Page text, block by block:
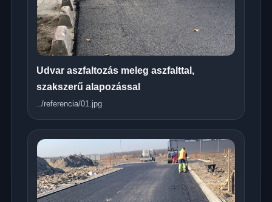
Udvar aszfaltozás meleg aszfalttal,
szakszerű alapozással
../referencia/01.jpg